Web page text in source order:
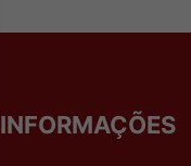
INFORMAÇÕES